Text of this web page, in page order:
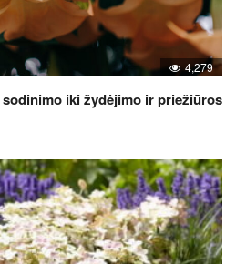
4,279
iki žydėjimo ir priežiūros